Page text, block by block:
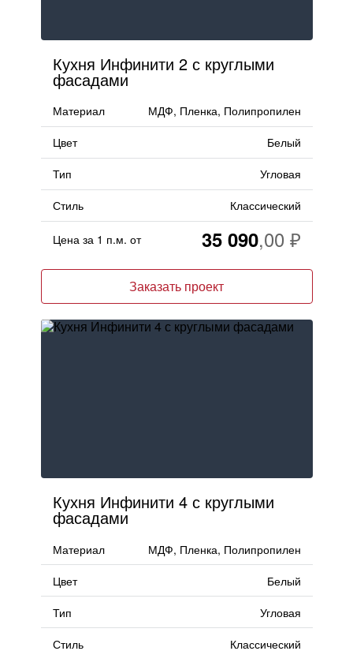
Кухня Инфинити 2 с круглыми
фасадами
Материал
МДФ, Пленка, Полипропилен
Цвет
Белый
Тип
Угловая
Стиль
Классический
Цена за 1 п.м. от 35 090
Заказать проект
Кухня Инфинити 4 с круглыми
фасадами
Материал
МДФ, Пленка, Полипропилен
Цвет
Белый
Тип
Угловая
Стиль
Классический